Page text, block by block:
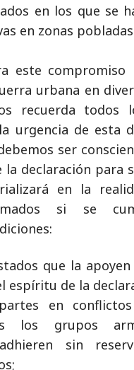
en los que se
en zonas
este compromiso
urbana en
recuerda todos
urgencia de esta
ser
declaración para
en la
si se
que la
espíritu de la
en conflictos
los grupos
sin